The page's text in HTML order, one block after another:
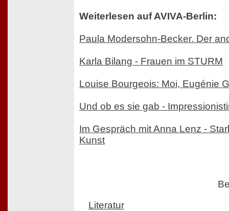
Weiterlesen auf AVIVA-Berlin:
Paula Modersohn-Becker. Der
Karla Bilang - Frauen im STURM
Louise Bourgeois: Moi, Eugénie
Und ob es sie gab -
Im Gespräch mit Anna Lenz -
Kunst
Literatur